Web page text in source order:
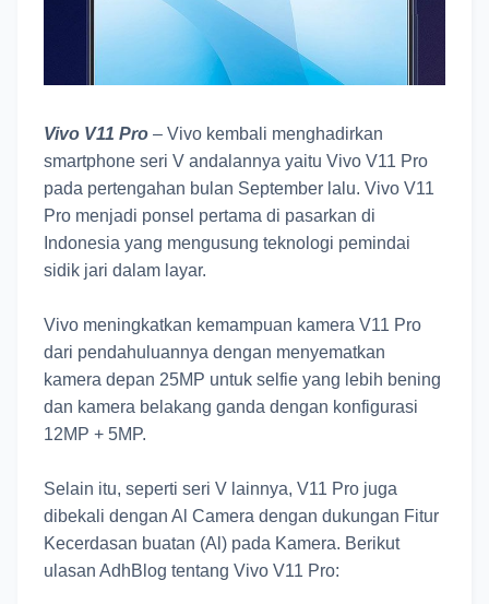
Vivo V11 Pro – Vivo kembali menghadirkan
smartphone seri V andalannya yaitu Vivo V11 Pro
pada pertengahan bulan September lalu. Vivo V11
Pro menjadi ponsel pertama di pasarkan di
Indonesia yang mengusung teknologi pemindai
sidik jari dalam layar.
Vivo meningkatkan kemampuan kamera V11 Pro
dari pendahuluannya dengan menyematkan
kamera depan 25MP untuk selfie yang lebih bening
dan kamera belakang ganda dengan konfigurasi
12MP + 5MP.
Selain itu, seperti seri V lainnya, V11 Pro juga
dibekali dengan Al Camera dengan dukungan Fitur
Kecerdasan buatan (Al) pada Kamera. Berikut
ulasan AdhBlog tentang Vivo V11 Pro: